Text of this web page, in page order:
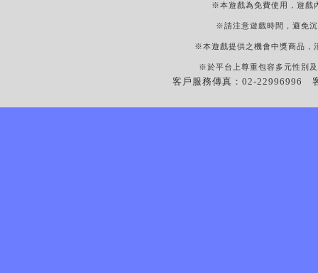
※本遊戲為免費使用，遊戲
※請注意遊戲時間，避免
※本遊戲提供之機會中獎商品，
※於平台上尊重包容多元性別
客戶服務傳真：02-22996996